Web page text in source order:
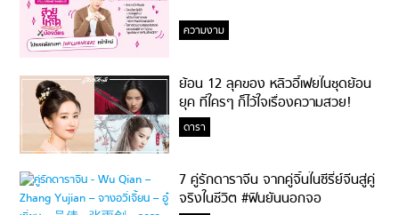
ความงาม
ย้อน 12 ลุคของ หลิวอี้เฟยในชุดย้อน
ยุค ที่ใครๆ ก็ไว้ใจเรื่องความสวย!
ดารา
7 คู่รักดาราจีน จากคู่จิ้นในซีรี่ย์จีนสู่คู่
จริงในชีวิต #ฟินยันนอกจอ